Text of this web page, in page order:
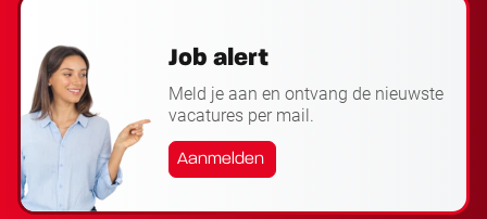
Job alert
Meld je aan en ontvang de nieuwste
vacatures per mail.
Aanmelden